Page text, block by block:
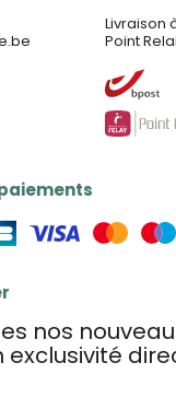
Livraison
Point
nos
exclusivité